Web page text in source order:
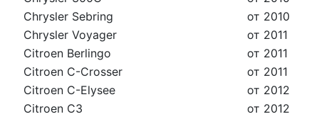
Chrysler Sebring
от 2010
Chrysler Voyager
от 2011
Citroen Berlingo
от 2011
Citroen C-Crosser
от 2011
Citroen C-Elysee
от 2012
Citroen C3
от 2012